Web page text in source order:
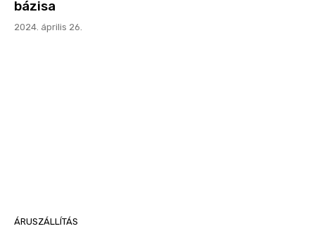
bázisa
2024. április 26.
ÁRUSZÁLLÍTÁS